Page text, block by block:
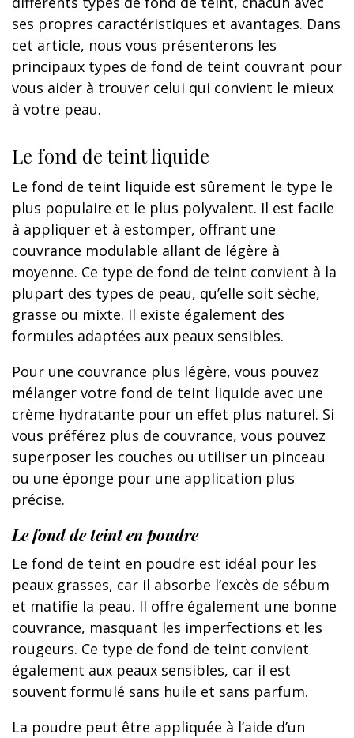
ses propres caractéristiques et avantages. Dans
cet article, nous vous présenterons les
principaux types de fond de teint couvrant pour
vous aider à trouver celui qui convient le mieux
à votre peau.
Le fond de teint liquide
Le fond de teint liquide est sûrement le type le
plus populaire et le plus polyvalent. Il est facile
à appliquer et à estomper, offrant une
couvrance modulable allant de légère à
moyenne. Ce type de fond de teint convient à la
plupart des types de peau, qu’elle soit sèche,
grasse ou mixte. Il existe également des
formules adaptées aux peaux sensibles.
Pour une couvrance plus légère, vous pouvez
mélanger votre fond de teint liquide avec une
crème hydratante pour un effet plus naturel. Si
vous préférez plus de couvrance, vous pouvez
superposer les couches ou utiliser un pinceau
ou une éponge pour une application plus
précise.
Le fond de teint en poudre
Le fond de teint en poudre est idéal pour les
peaux grasses, car il absorbe l’excès de sébum
et matifie la peau. Il offre également une bonne
couvrance, masquant les imperfections et les
rougeurs. Ce type de fond de teint convient
également aux peaux sensibles, car il est
souvent formulé sans huile et sans parfum.
La poudre peut être appliquée à l’aide d’un